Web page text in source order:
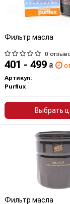
Фильтр масла
0
401 - 499 ₴
Артикул:
Purflux
Выбрать
Фильтр масла